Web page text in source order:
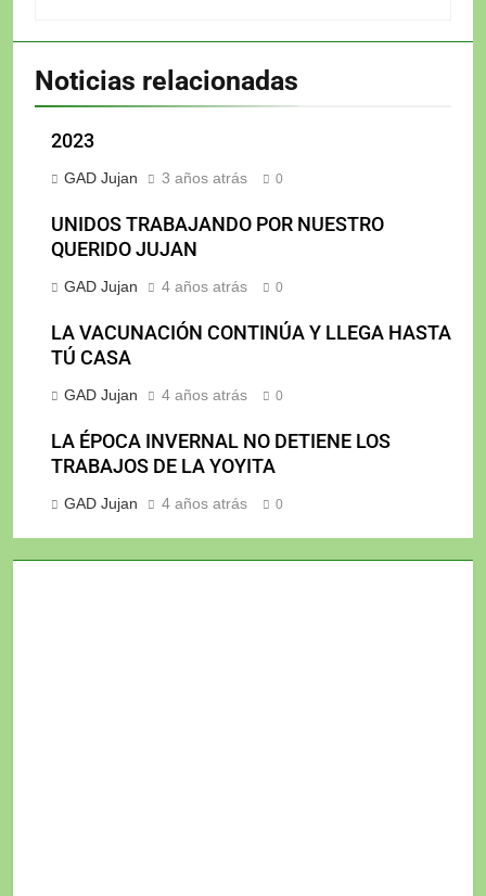
Noticias relacionadas
2023
GAD Jujan 3 años atrás 0
UNIDOS TRABAJANDO POR NUESTRO
QUERIDO JUJAN
GAD Jujan 4 años atrás 0
LA VACUNACIÓN CONTINÚA Y LLEGA HASTA
TÚ CASA
GAD Jujan 4 años atrás 0
LA ÉPOCA INVERNAL NO DETIENE LOS
TRABAJOS DE LA YOYITA
GAD Jujan 4 años atrás 0